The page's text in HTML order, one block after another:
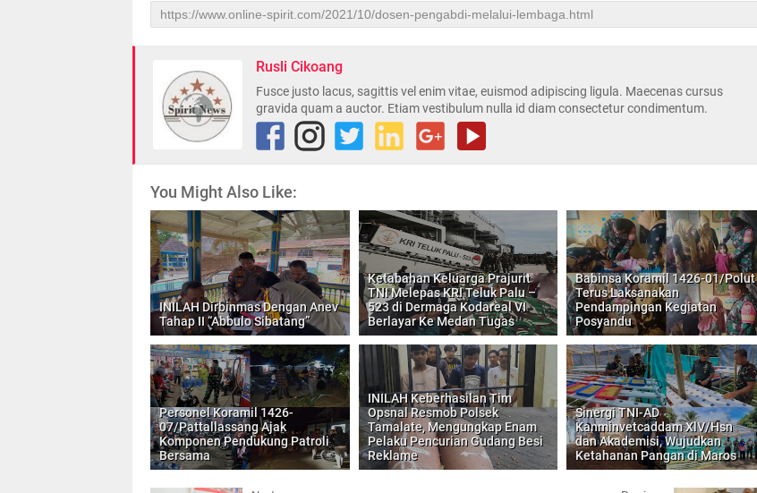
Rusli Cikoang
Fusce justo lacus, sagittis vel enim vitae, euismod adipiscing ligula. Maecenas cursus
gravida quam a auctor. Etiam vestibulum nulla id diam consectetur condimentum.
You Might Also Like:
INILAH Dirbinmas Dengan Anev
Tahap II “Abbulo Sibatang”
Ketabahan Keluarga Prajurit
TNI Melepas KRI Teluk Palu –
523 di Dermaga Kodareal VI
Berlayar Ke Medan Tugas
Babinsa Koramil 1426-01/Polut
Terus Laksanakan
Pendampingan Kegiatan
Posyandu
Personel Koramil 1426-
07/Pattallassang Ajak
Komponen Pendukung Patroli
Bersama
INILAH Keberhasilan Tim
Opsnal Resmob Polsek
Tamalate, Mengungkap Enam
Pelaku Pencurian Gudang Besi
Reklame
Sinergi TNI-AD
Kanminvetcaddam XlV/Hsn
dan Akademisi, Wujudkan
Ketahanan Pangan di Maros